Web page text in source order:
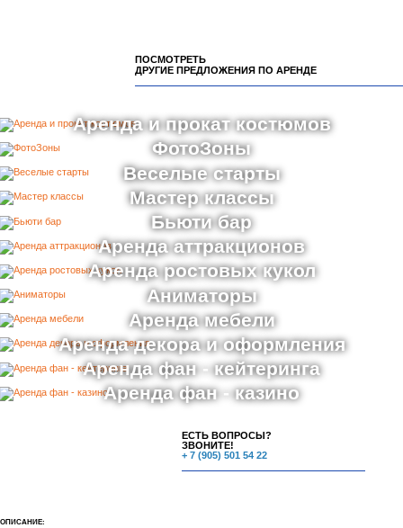
ПОСМОТРЕТЬ
ДРУГИЕ ПРЕДЛОЖЕНИЯ ПО АРЕНДЕ
Аренда и прокат костюмов
ФотоЗоны
Веселые старты
Мастер классы
Бьюти бар
Аренда аттракционов
Аренда ростовых кукол
Аниматоры
Аренда мебели
Аренда декора и оформления
Аренда фан - кейтеринга
Аренда фан - казино
ЕСТЬ ВОПРОСЫ?
ЗВОНИТЕ!
+ 7 (905) 501 54 22
ОПИСАНИЕ: